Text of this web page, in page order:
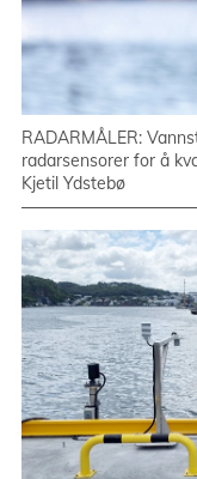
RADARMÅLER:
radarsensorer for å
Kjetil Ydstebø